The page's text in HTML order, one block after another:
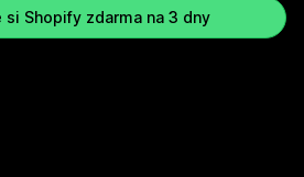
Shopify zdarma na 3 dny